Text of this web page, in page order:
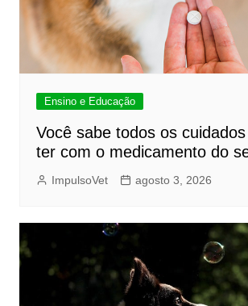
Ensino e Educação
Você sabe todos os
ter com o medicamento do
ImpulsoVet agosto 3, 2026